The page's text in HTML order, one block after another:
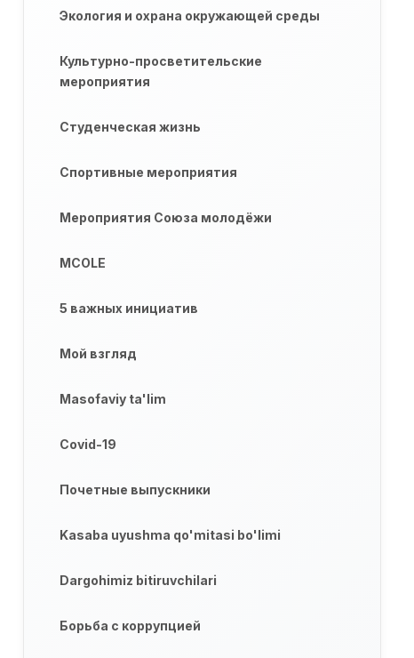
Экология и охрана окружающей среды
Культурно-просветительские
мероприятия
Студенческая жизнь
Спортивные мероприятия
Мероприятия Союза молодёжи
MCOLE
5 важных инициатив
Мой взгляд
Masofaviy ta'lim
Covid-19
Почетные выпускники
Kasaba uyushma qo'mitasi bo'limi
Dargohimiz bitiruvchilari
Борьба с коррупцией